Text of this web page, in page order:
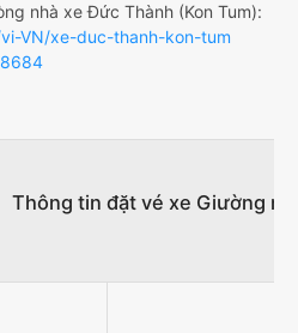
nhà xe Đức Thành (Kon Tum):
VN/xe-duc-thanh-kon-tum
Thông tin đặt vé xe Giường